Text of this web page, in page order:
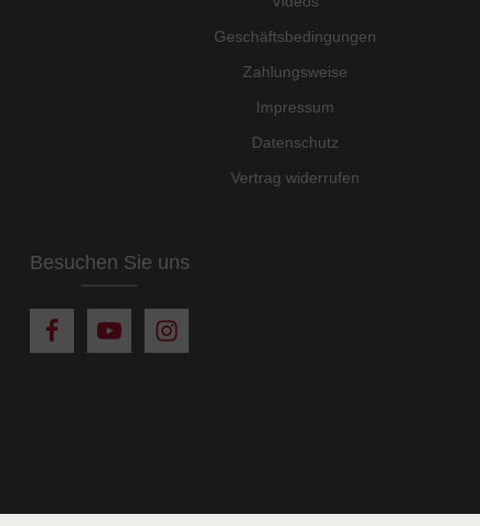
Besuchen Sie uns
Geschäftsbedingungen
Zahlungsweise
Impressum
Datenschutz
Vertrag widerrufen